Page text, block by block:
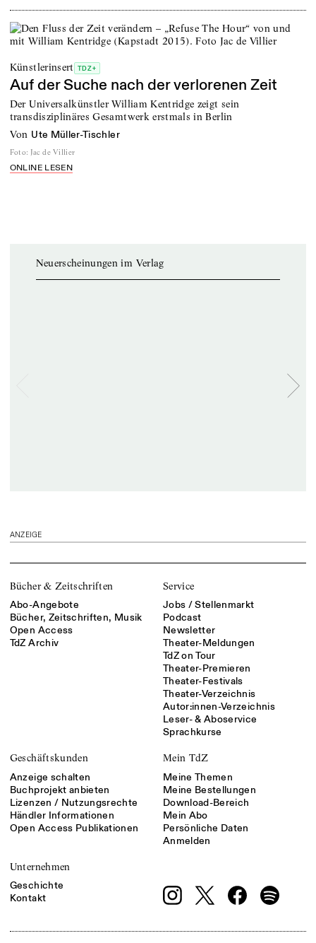
Künstlerinsert TDZ+
Auf der Suche nach der verlorenen Zeit
Der Universalkünstler William Kentridge zeigt sein
transdisziplinäres Gesamtwerk erstmals in Berlin
von Ute Müller-Tischler
Foto: Jac de Villier
ONLINE LESEN
Neuerscheinungen im Verlag
ANZEIGE
Bücher & Zeitschriften
Abo-Angebote
Bücher, Zeitschriften, Musik
Open Access
TdZ Archiv
Service
Jobs / Stellenmarkt
Podcast
Newsletter
Theater-Meldungen
TdZ on Tour
Theater-Premieren
Theater-Festivals
Theater-Verzeichnis
Autor:innen-Verzeichnis
Leser- & Aboservice
Sprachkurse
Geschäftskunden
Anzeige schalten
Buchprojekt anbieten
Lizenzen / Nutzungsrechte
Händler Informationen
Open Access Publikationen
Mein TdZ
Meine Themen
Meine Bestellungen
Download-Bereich
Mein Abo
Persönliche Daten
Anmelden
Unternehmen
Geschichte
Kontakt